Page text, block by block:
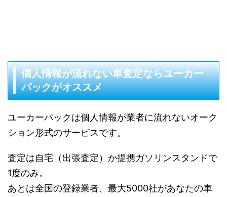
個人情報が流れない車査定ならユーカー
パックがオススメ
ユーカーパックは個人情報が業者に流れないオーク
ション形式のサービスです。
査定は自宅（出張査定）か提携ガソリンスタンドで
1度のみ。
あとは全国の登録業者、最大5000社があなたの車